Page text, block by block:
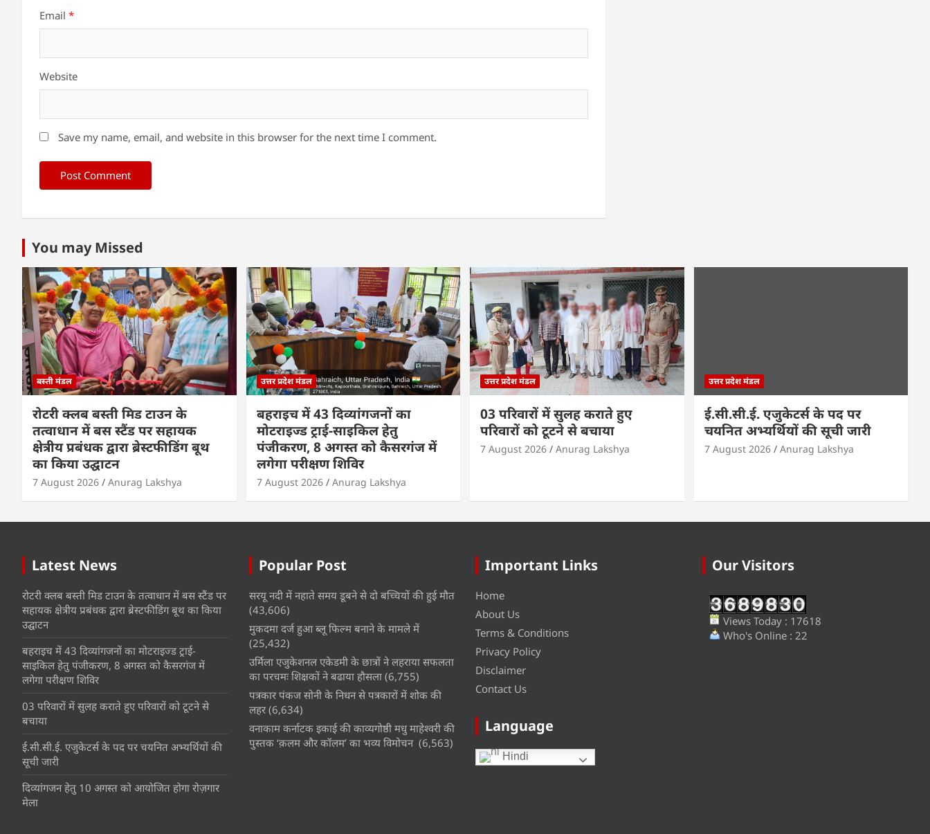
Email *
Website
Save my name, email, and website in this browser for the next time I comment.
You may Missed
बस्ती मंडल
रोटरी क्लब बस्ती मिड टाउन के
तत्वाधान में बस स्टैंड पर सहायक
क्षेत्रीय प्रबंधक द्वारा ब्रेस्टफीडिंग बूथ
का किया उद्घाटन
7 August 2026 Anurag Lakshya
उत्तर प्रदेश मंडल
बहराइच में 43 दिव्यांगजनों का
मोटराइज्ड ट्राई-साइकिल हेतु
पंजीकरण, 8 अगस्त को कैसरगंज में
लगेगा परीक्षण शिविर
7 August 2026 Anurag Lakshya
उत्तर प्रदेश मंडल
03 परिवारों में सुलह कराते हुए
परिवारों को टूटने से बचाया
7 August 2026 Anurag Lakshya
उत्तर प्रदेश मंडल
ई.सी.सी.ई. एजुकेटर्स के पद पर
चयनित अभ्यर्थियों की सूची जारी
7 August 2026 Anurag Lakshya
Latest News
रोटरी क्लब बस्ती मिड टाउन के तत्वाधान में बस स्टैंड पर
सहायक क्षेत्रीय प्रबंधक द्वारा ब्रेस्टफीडिंग बूथ का किया
उद्घाटन
बहराइच में 43 दिव्यांगजनों का मोटराइज्ड ट्राई-
साइकिल हेतु पंजीकरण, 8 अगस्त को कैसरगंज में
लगेगा परीक्षण शिविर
03 परिवारों में सुलह कराते हुए परिवारों को टूटने से
बचाया
ई.सी.सी.ई. एजुकेटर्स के पद पर चयनित अभ्यर्थियों की
सूची जारी
दिव्यांगजन हेतु 10 अगस्त को आयोजित होगा रोज़गार
मेला
Popular Post
सरयू नदी में नहाते समय डूबने से दो बच्चियों की हुई मौत
(43,606)
मुकदमा दर्ज हुआ ब्लू फिल्म बनाने के मामले में
(25,432)
उर्मिला एजुकेशनल एकेडमी के छात्रों ने लहराया सफलता
का परचमः शिक्षकों ने बढाया हौसला (6,755)
पत्रकार पंकज सोनी के निधन से पत्रकारों में शोक की
लहर (6,634)
वनाकाम कर्नाटक इकाई की काव्यगोष्ठी मधु माहेश्वरी की
पुस्तक ‘क़लम और कॉलम’ का भव्य विमोचन (6,563)
Important Links
Home
About Us
Terms & Conditions
Privacy Policy
Disclaimer
Contact Us
Language
Hindi
Our Visitors
Views Today : 17618
Who's Online : 22